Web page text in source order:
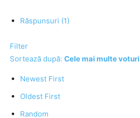
Răspunsuri (1)
Filter
Sortează după: Cele mai multe voturi
Newest First
Oldest First
Random